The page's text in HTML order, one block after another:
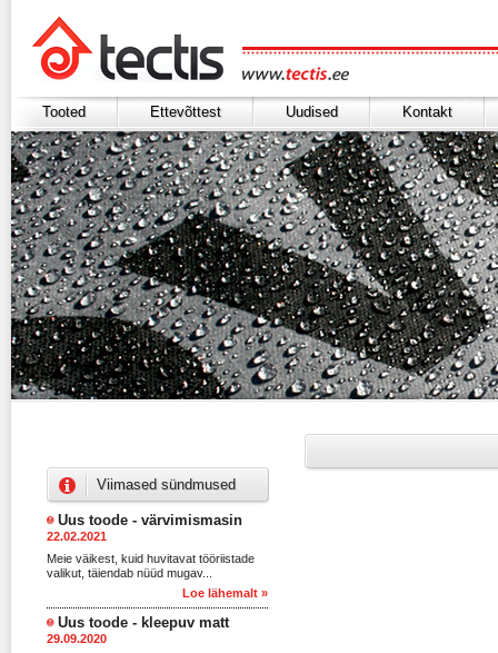
Tooted Ettevõttest Uudised Kontakt
Viimased sündmused
Uus toode - värvimismasin
22.02.2021
Meie väikest, kuid huvitavat tööriistade
valikut, täiendab nüüd mugav...
Loe lähemalt »
Uus toode - kleepuv matt
29.09.2020